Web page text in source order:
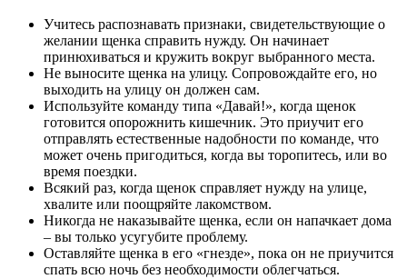
Учитесь распознавать признаки, свидетельствующие о
желании щенка справить нужду. Он начинает
принюхиваться и кружить вокруг выбранного места.
Не выносите щенка на улицу. Сопровождайте его, но
выходить на улицу он должен сам.
Используйте команду типа «Давай!», когда щенок
готовится опорожнить кишечник. Это приучит его
отправлять естественные надобности по команде, что
может очень пригодиться, когда вы торопитесь, или во
время поездки.
Всякий раз, когда щенок справляет нужду на улице,
хвалите или поощряйте лакомством.
Никогда не наказывайте щенка, если он напачкает дома
– вы только усугубите проблему.
Оставляйте щенка в его «гнезде», пока он не приучится
спать всю ночь без необходимости облегчаться.